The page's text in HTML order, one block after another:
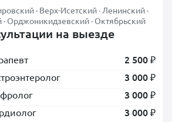
· Верх-Исетский · Ленинский ·
· Орджоникидзевский · Октябрьский
на выезде
2 500 ₽
3 000 ₽
3 000 ₽
3 000 ₽